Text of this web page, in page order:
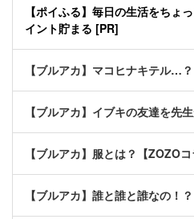
【ポイふる】毎日の生活をちょ
イント貯まる [PR]
【ブルアカ】マコヒナキテル…？
【ブルアカ】イブキの友達を先
【ブルアカ】服とは？【ZOZOコ
【ブルアカ】誰と誰と誰なの！